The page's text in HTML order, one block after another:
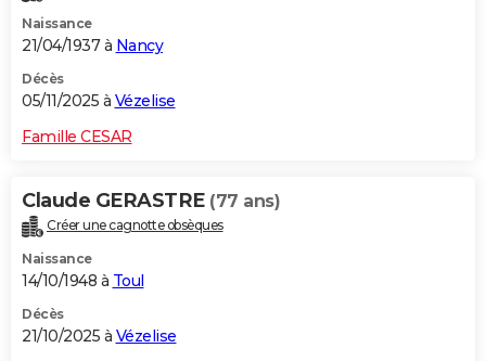
Naissance
21/04/1937 à Nancy
Décès
05/11/2025 à Vézelise
Famille CESAR
Claude GERASTRE (77 ans)
Créer une cagnotte obsèques
Naissance
14/10/1948 à Toul
Décès
21/10/2025 à Vézelise